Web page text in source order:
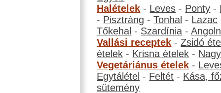
Halételek - Leves - Ponty -
- Pisztráng -Tonhal - Lazac
Tőkehal - Szardínia -
Vallási receptek -Zsidó
ételek - Krisna ételek -
Vegetáriánus ételek -
Egytálétel - Feltét - Kása,
sütemény